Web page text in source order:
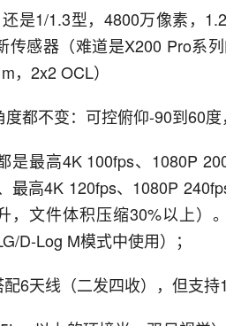
是1/1.3型，4800万像素，
感器（难道是X200 Pro系列
，2x2 OCL）
都不变：可控俯仰-90到60度
是最高4K 100fps、1080P
最高4K 120fps、1080P
，文件体积压缩30%以上）
D-Log M模式中使用）；
6天线（二发四收），但支持